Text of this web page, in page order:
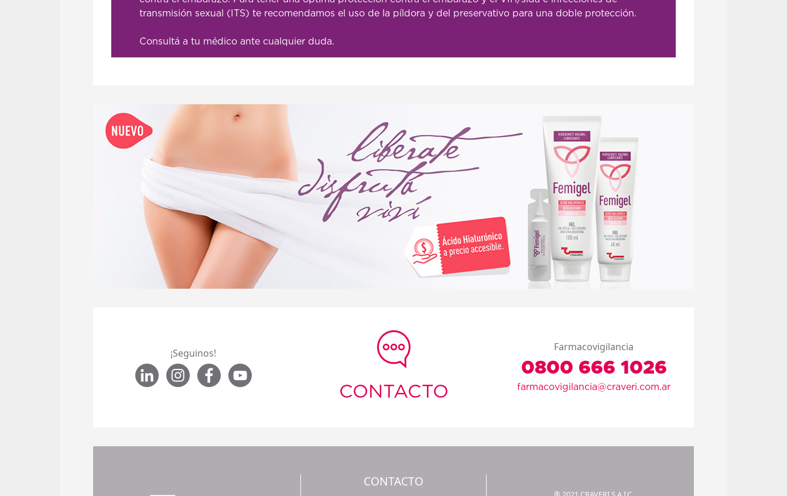
transmisión sexual (ITS) te recomendamos el uso de la píldora y del preservativo para una doble protección.
Consultá a tu médico ante cualquier duda.
Anterior
¡Seguinos!
CONTACTO
Farmacovigilancia
0800 666 1026
farmacovigilancia@craveri.com.ar
CONTACTO